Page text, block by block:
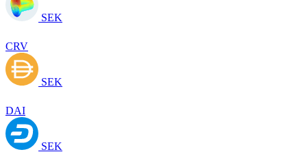
SEK
CRV
SEK
DAI
SEK